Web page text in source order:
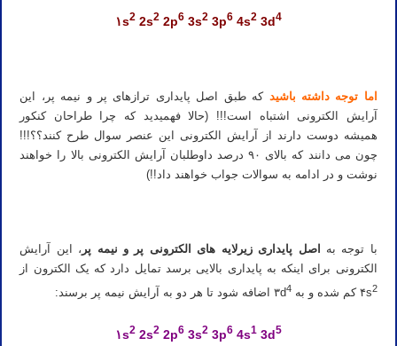
۱s2 2s2 2p6 3s2 3p6 4s2 3d4
اما توجه داشته باشید که طبق اصل پایداری ترازهای پر و نیمه پر، این
آرایش الکترونی اشتباه است!!! (حالا فهمیدید که چرا طراحان کنکور
همیشه دوست دارند از آرایش الکترونی این عنصر سوال طرح کنند؟؟!!!
چون می دانند که بالای ۹۰ درصد داوطلبان آرایش الکترونی بالا را خواهند
نوشت و در ادامه به سوالات جواب خواهند داد!!)
با توجه به اصل پایداری زیرلایه های الکترونی پر و نیمه پر ، این آرایش
الکترونی برای اینکه به پایداری بالایی برسد تمایل دارد که یک الکترون از
۴s2 کم شده و به ۳d4 اضافه شود تا هر دو به آرایش نیمه پر برسند:
۱s2 2s2 2p6 3s2 3p6 4s1 3d5